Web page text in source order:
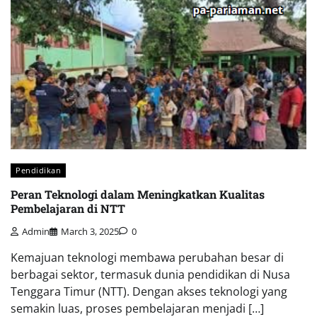
Pendidikan
Peran Teknologi dalam Meningkatkan Kualitas
Pembelajaran di NTT
Admin March 3, 2025 0
Kemajuan teknologi membawa perubahan besar di
berbagai sektor, termasuk dunia pendidikan di Nusa
Tenggara Timur (NTT). Dengan akses teknologi yang
semakin luas, proses pembelajaran menjadi […]